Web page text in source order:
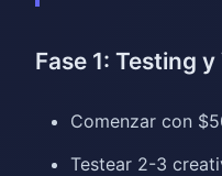
Fase 1: Testing
Comenzar con
Testear 2-3